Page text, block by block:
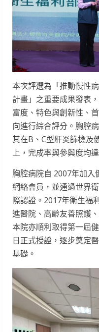
本次評選為「推動慢性
計畫」之重要成果發表
富度、特色與創新性、
向進行綜合評分。胸腔
其在B、C型肝炎篩檢及
上，完成率與參與度均
胸腔病院自 2007年加入
網絡會員，並通過世界
際認證。2017年衛生福
進醫院、高齡友善照護
本院亦順利取得第一屆
日正式授證，逐步奠定
基礎。